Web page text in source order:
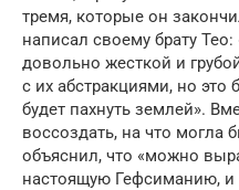
тремя, которые он
написал своему брату Тео:
довольно жесткой и
с их абстракциями, но это
будет пахнуть землей».
воссоздать, на что могла
объяснил, что «можно
настоящую Гефсиманию, и